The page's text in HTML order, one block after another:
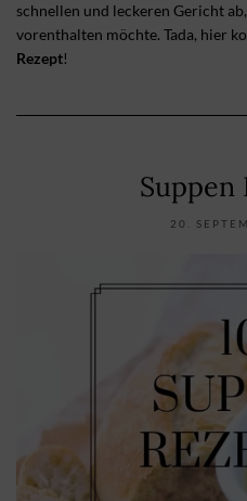
schnellen und leckeren Gericht
vorenthalten möchte. Tada, hier
Rezept!
Suppen
20.